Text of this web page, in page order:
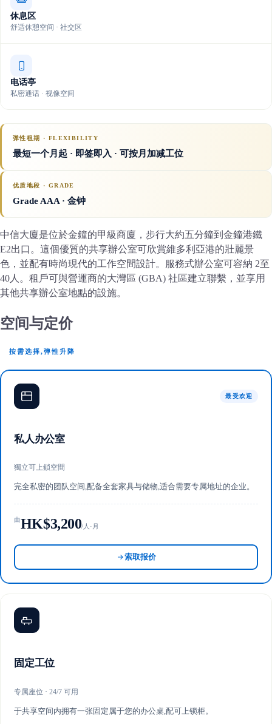
休息区
舒适休憩空间 · 社交区
电话亭
私密通话 · 视像空间
弹性租期 · FLEXIBILITY
最短一个月起 · 即签即入 · 可按月加减工位
优质地段 · GRADE
Grade AAA· 金钟
中信大廈是位於金鐘的甲級商廈，步行大約五分鐘到金鐘港鐵
E2出口。這個優質的共享辦公室可欣賞維多利亞港的壯麗景
色，並配有時尚現代的工作空間設計。服務式辦公室可容納 2至
40人。租戶可與營運商的大灣區 (GBA) 社區建立聯繫，並享用
其他共享辦公室地點的設施。
空间与定价
按需选择,弹性升降
最受欢迎
私人办公室
獨立可上鎖空間
完全私密的团队空间,配备全套家具与储物,适合需要专属地址的企业。
由HK$3,200/人·月
索取报价
固定工位
专属座位 · 24/7 可用
于共享空间内拥有一张固定属于您的办公桌,配可上锁柜。